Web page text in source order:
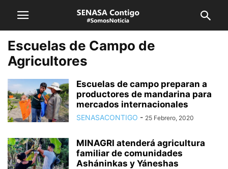
Escuelas de Campo de
Agricultores
Escuelas de campo preparan a
productores de mandarina para
mercados internacionales
SENASACONTIGO - 25 Febrero, 2020
MINAGRI atenderá agricultura
familiar de comunidades
Asháninkas y Yáneshas